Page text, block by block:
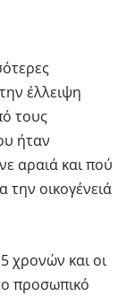
έλλειψη
τους
ήταν
αραιά και πού
την οικογένειά
χρονών και οι
προσωπικό